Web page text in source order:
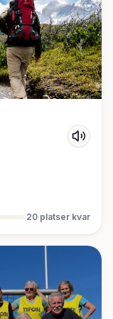
20 platser kvar